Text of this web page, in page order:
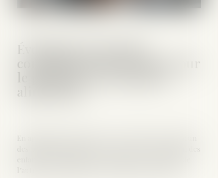
Évolution des facultés
contributives des parents pour
alimentaire
En application de l’article 371-2 du Code civil, « chacun
des parents contribue à l’entretien et à l’éducation des
enfants à proportion de ses ressources, de celles de